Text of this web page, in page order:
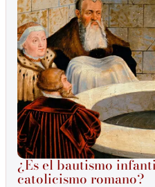
¿Es el bautismo
catolicismo romano?